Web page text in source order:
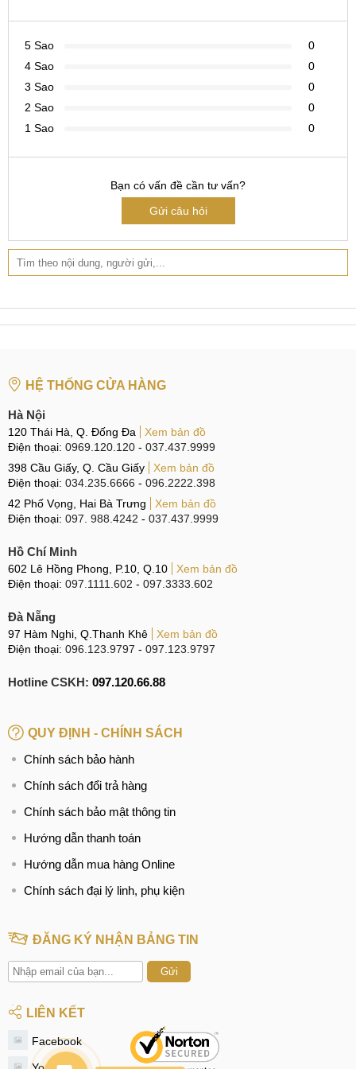
CN 2:
Hotline:
123 Trần Quang Khải, Quận 1
CN 5:602 Lê Hồng Phong, Quận 10
Tại Đà Nẵng
Hotline:097.123.9797
Tìm kiếm liên quan trên Google
giá thay ic wifi vsmart aris, aris pro bao nhiêu tiền
sửa sóng wifi vsmart aris, aris pro yếu, không kết nối.
sửa vsmart aris, aris pro không thấy tín hiệu wifi
sửa wifi vsmart aris, aris pro bắt kém
Thay màn hình vsmart aris, aris pro
Thay pin vsmart aris, aris pro
Thay chân sạc vsmart aris, aris pro
Thay loa vsmart aris, aris pro
Thay, sửa IC wifi vsmart aris, aris pro
Thay, sửa IC sóng vsmart aris, aris pro
Sửa, Thay ổ sim vsmart aris, aris pro
5 Sao
0
4 Sao
0
3 Sao
0
2 Sao
0
1 Sao
0
Bạn có vấn đề cần tư vấn?
Gửi câu hỏi
HỆ THỐNG CỬA HÀNG
Hà Nội
120 Thái Hà, Q. Đống Đa
Xem bản đồ
Điện thoại: 0969.120.120 - 037.437.9999
398 Cầu Giấy, Q. Cầu Giấy
Xem bản đồ
Điện thoại: 034.235.6666 - 096.2222.398
42 Phố Vọng, Hai Bà Trưng
Xem bản đồ
Điện thoại: 097. 988.4242 - 037.437.9999
Hồ Chí Minh
602 Lê Hồng Phong, P.10, Q.10
Xem bản đồ
Điện thoại: 097.1111.602 - 097.3333.602
Đà Nẵng
97 Hàm Nghi, Q.Thanh Khê
Xem bản đồ
Điện thoại: 096.123.9797 - 097.123.9797
Hotline CSKH: 097.120.66.88
QUY ĐỊNH - CHÍNH SÁCH
Chính sách bảo hành
Chính sách đổi trả hàng
Chính sách bảo mật thông tin
Hướng dẫn thanh toán
Hướng dẫn mua hàng Online
Chính sách đại lý linh, phụ kiện
ĐĂNG KÝ NHẬN BẢNG TIN
Gửi
LIÊN KẾT
Facebook